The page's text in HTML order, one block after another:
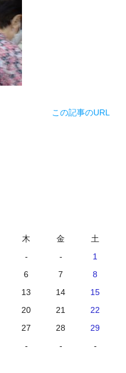
この記事のURL
木 金
土
- -
1
6 7
8
13 14
15
20 21
22
27 28
29
- - -